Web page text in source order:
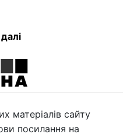
матеріалів сайту
посилання на